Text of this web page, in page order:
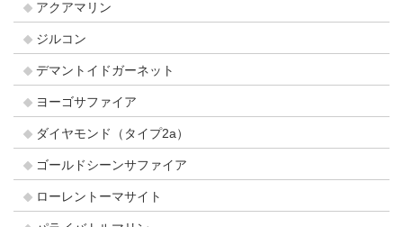
アクアマリン
ジルコン
デマントイドガーネット
ヨーゴサファイア
ダイヤモンド（タイプ2a）
ゴールドシーンサファイア
ローレントーマサイト